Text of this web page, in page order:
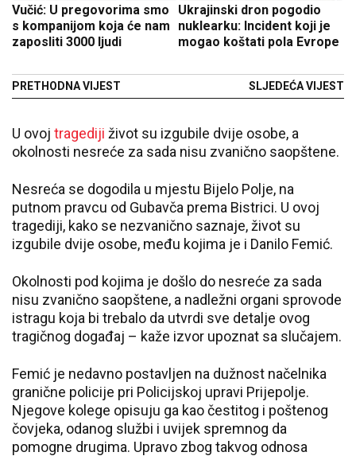
Vučić: U pregovorima smo
s kompanijom koja će nam
zaposliti 3000 ljudi
PRETHODNA VIJEST
Ukrajinski dron pogodio
nuklearku: Incident koji je
mogao koštati pola Evrope
SLJEDEĆA VIJEST
U ovoj tragediji život su izgubile dvije osobe, a
okolnosti nesreće za sada nisu zvanično saopštene.
Nesreća se dogodila u mjestu Bijelo Polje, na
putnom pravcu od Gubavča prema Bistrici. U ovoj
tragediji, kako se nezvanično saznaje, život su
izgubile dvije osobe, među kojima je i Danilo Femić.
Okolnosti pod kojima je došlo do nesreće za sada
nisu zvanično saopštene, a nadležni organi sprovode
istragu koja bi trebalo da utvrdi sve detalje ovog
tragičnog događaj – kaže izvor upoznat sa slučajem.
Femić je nedavno postavljen na dužnost načelnika
granične policije pri Policijskoj upravi Prijepolje.
Njegove kolege opisuju ga kao čestitog i poštenog
čovjeka, odanog službi i uvijek spremnog da
pomogne drugima. Upravo zbog takvog odnosa